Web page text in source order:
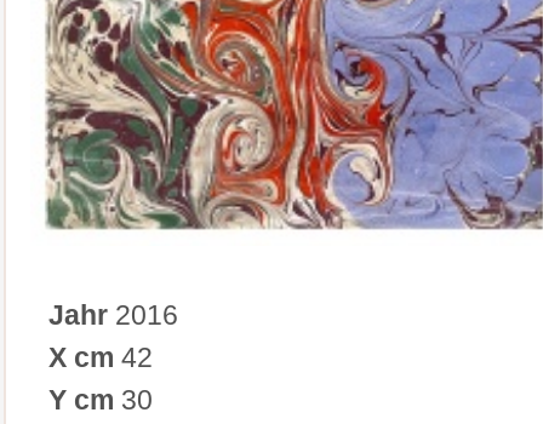
Jahr 2016
X cm 42
Y cm 30